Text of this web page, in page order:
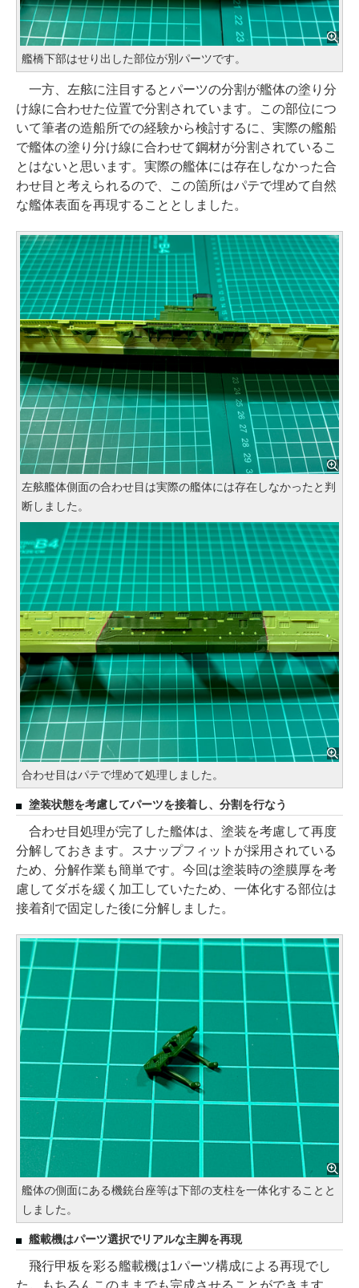
艦橋下部はせり出した部位が別パーツです。
一方、左舷に注目するとパーツの分割が艦体の塗り分
け線に合わせた位置で分割されています。この部位につ
いて筆者の造船所での経験から検討するに、実際の艦船
で艦体の塗り分け線に合わせて鋼材が分割されているこ
とはないと思います。実際の艦体には存在しなかった合
わせ目と考えられるので、この箇所はパテで埋めて自然
な艦体表面を再現することとしました。
左舷艦体側面の合わせ目は実際の艦体には存在しなかったと判
断しました。
合わせ目はパテで埋めて処理しました。
塗装状態を考慮してパーツを接着し、分割を行なう
合わせ目処理が完了した艦体は、塗装を考慮して再度
分解しておきます。スナップフィットが採用されている
ため、分解作業も簡単です。今回は塗装時の塗膜厚を考
慮してダボを緩く加工していたため、一体化する部位は
接着剤で固定した後に分解しました。
艦体の側面にある機銃台座等は下部の支柱を一体化することと
しました。
艦載機はパーツ選択でリアルな主脚を再現
飛行甲板を彩る艦載機は1パーツ構成による再現でし
た。もちろんこのままでも完成させることができます